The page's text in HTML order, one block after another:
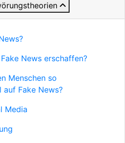
News erschaffen?
Menschen so
Fake News?
Media